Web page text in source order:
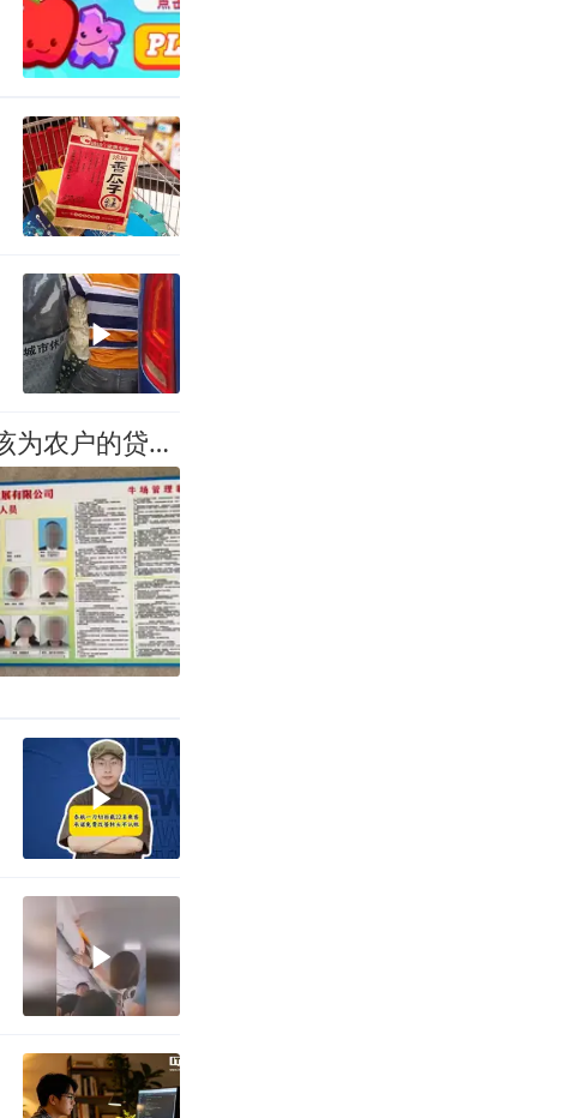
从“零风险零投入”到负债百万：一个养牛项目崩盘后，谁该为农户的贷款买单丨红星调查